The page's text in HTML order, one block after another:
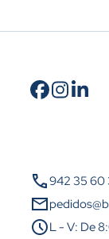
call942 35 60
mail
scheduleL - V: De